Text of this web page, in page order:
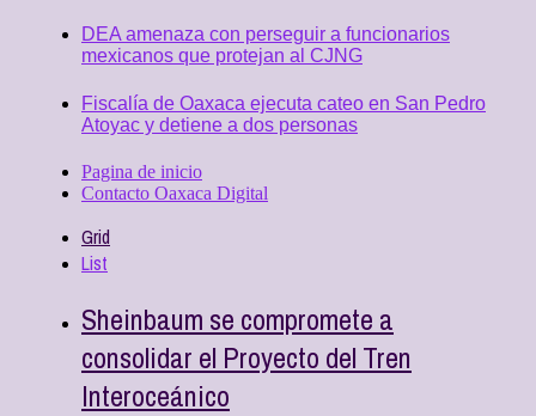
DEA amenaza con perseguir a funcionarios
mexicanos que protejan al CJNG
Fiscalía de Oaxaca ejecuta cateo en San Pedro
Atoyac y detiene a dos personas
Pagina de inicio
Contacto Oaxaca Digital
Grid
List
Sheinbaum se compromete a
consolidar el Proyecto del Tren
Interoceánico